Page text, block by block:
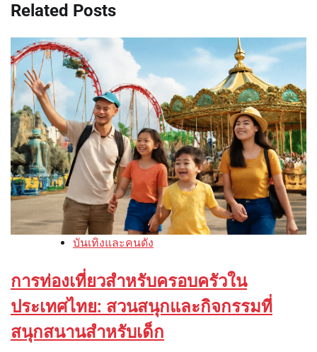
Related Posts
บันเทิงและคนดัง
การท่องเที่ยวสำหรับครอบครัวใน
ประเทศไทย: สวนสนุกและกิจกรรมที่
สนุกสนานสำหรับเด็ก